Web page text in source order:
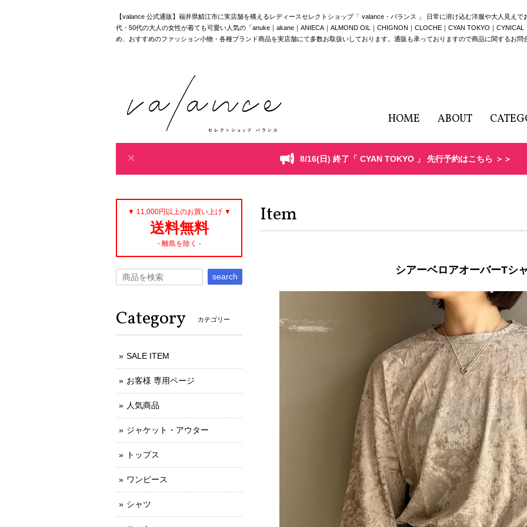
【valance 公式通販】福井県鯖江市に実店舗を構えるレディースセレクトショップ「 valance・バランス 」 日常に溶け込む洋服や大人見え
代・50代の大人の女性が着ても可愛い人気の「anuke｜akane｜ANIECA｜ALMOND OIL｜CHIGNON｜CLOCHE｜CYAN TOKYO｜
め、おすすめのファッション小物・各種ブランド商品を実店舗にて多数お取扱いしております。通販も承っておりますので商品に関するお問
HOME ABOUT
8/16(日) 終了「 CYAN TOKYO 」 先行予約はこちら ＞＞
Item
シアーベロアオーバーTシ
▼ 11,000円以上のお買い上げ ▼
送料無料
- 離島を除く -
search
Category カテゴリー
SALE ITEM
お客様 専用ページ
人気商品
ジャケット・アウター
トップス
ワンピース
シャツ